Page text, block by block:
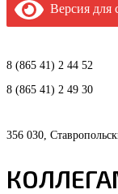
Версия для
8 (865 41) 2 44 52
8 (865 41) 2 49 30
356 030,